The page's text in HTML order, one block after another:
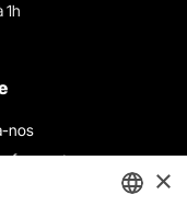
1h
nos
frequentes
Condições
×